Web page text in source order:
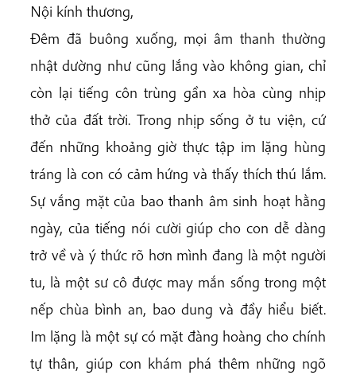
Nội kính thương,
Đêm đã buông xuống, mọi âm thanh thường
nhật dường như cũng lắng vào không gian, chỉ
còn lại tiếng côn trùng gần xa hòa cùng nhịp
thở của đất trời. Trong nhịp sống ở tu viện, cứ
đến những khoảng giờ thực tập im lặng hùng
tráng là con có cảm hứng và thấy thích thú lắm.
Sự vắng mặt của bao thanh âm sinh hoạt hằng
ngày, của tiếng nói cười giúp cho con dễ dàng
trở về và ý thức rõ hơn mình đang là một người
tu, là một sư cô được may mắn sống trong một
nếp chùa bình an, bao dung và đầy hiểu biết.
Im lặng là một sự có mặt đàng hoàng cho chính
tự thân, giúp con khám phá thêm những ngõ